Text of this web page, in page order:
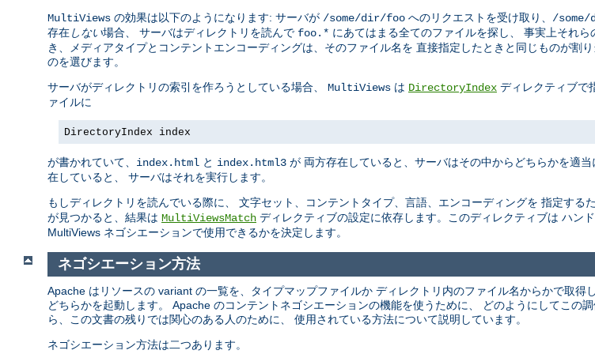
MultiViews の効果は以下のようになります: サーバが /some/dir/foo へのリクエストを受け取り、 /
存在しない場合、 サーバはディレクトリを読んで foo.* にあてはまる全てのファイルを探し、 事実上それ
き、メディアタイプとコンテントエンコーディングは、そのファイル名を 直接指定したときと同じものが割
のを選びます。
サーバがディレクトリの索引を作ろうとしている場合、 MultiViews は DirectoryIndex ディレクティブで
ァイルに
DirectoryIndex index
が書かれていて、 index.html と index.html3 が 両方存在していると、サーバはその中からどちらかを適
在していると、 サーバはそれを実行します。
もしディレクトリを読んでいる際に、 文字セット、コンテントタイプ、言語、エンコーディングを 指定する
が見つかると、結果は MultiViewsMatch ディレクティブの設定に依存します。このディレクティブは ハン
MultiViews ネゴシエーションで使用できるかを決定します。
ネゴシエーション方法
Apache はリソースの variant の一覧を、タイプマップファイルか ディレクトリ内のファイル名からかで取
どちらかを起動します。 Apache のコンテントネゴシエーションの機能を使うために、 どのようにしてこの
ら、この文書の残りでは関心のある人のために、 使用されている方法について説明しています。
ネゴシエーション方法は二つあります。